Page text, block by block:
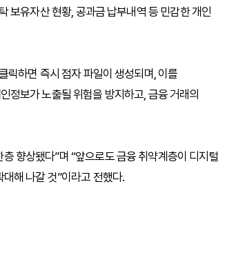
보유자산 현황, 공과금 납부내역 등 민감한 개인
릭하면 즉시 점자 파일이 생성되며, 이를
정보가 노출될 위험을 방지하고, 금융 거래의
향상됐다”며 “앞으로도 금융 취약계층이 디지털
해 나갈 것”이라고 전했다.